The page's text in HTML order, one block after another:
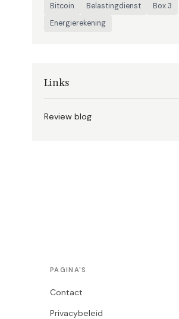
Bitcoin Belastingdienst
Box 3
Energierekening
Links
Review blog
PAGINA'S
Contact
Privacybeleid